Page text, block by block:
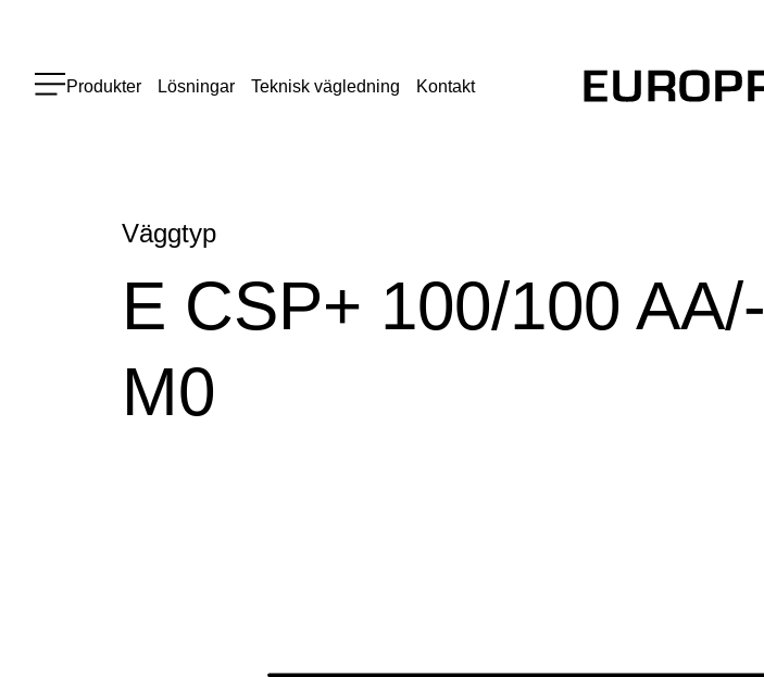
Produkter Lösningar Teknisk vägledning Kontakt
Väggtyp
E CSP+ 100/100 AA/-
M0